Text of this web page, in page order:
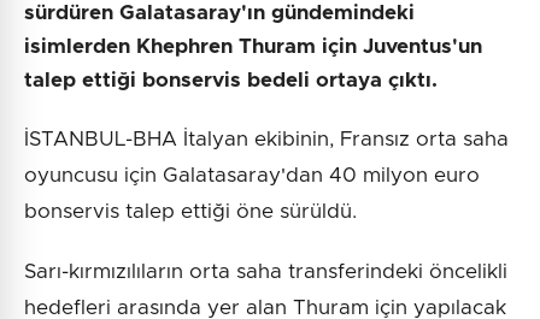
sürdüren Galatasaray'ın gündemindeki
isimlerden Khephren Thuram için Juventus'un
talep ettiği bonservis bedeli ortaya çıktı.
İSTANBUL-BHA İtalyan ekibinin, Fransız orta saha
oyuncusu için Galatasaray'dan 40 milyon euro
bonservis talep ettiği öne sürüldü.
Sarı-kırmızılıların orta saha transferindeki öncelikli
hedefleri arasında yer alan Thuram için yapılacak